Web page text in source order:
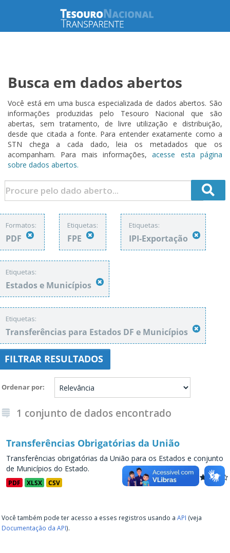
Busca em dados abertos
Você está em uma busca especializada de dados abertos. São
informações produzidas pelo Tesouro Nacional que são
abertas, sem tratamento, de livre utilização e distribuição,
desde que citada a fonte. Para entender exatamente como a
STN chega a cada dado, leia os metadados que os
acompanham. Para mais informações,acesse esta página
sobre dados abertos.
Formatos:
PDF
Etiquetas:
FPE
Etiquetas:
IPI-Exportação
Etiquetas:
Estados e Municípios
Etiquetas:
Transferências para Estados DF e Municípios
FILTRAR RESULTADOS
Ordenar por
1 conjunto de dados encontrado
Transferências Obrigatórias da União
Transferências obrigatórias da União para os Estados e conjunto
de Municípios do Estado.
PDF XLSX CSV
Você também pode ter acesso a esses registros usando a API (veja
Documentação da API).